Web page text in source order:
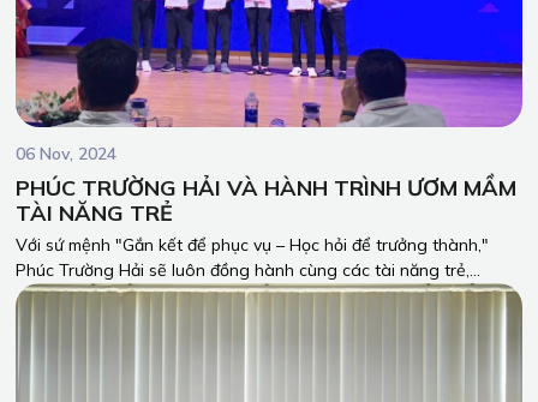
06 Nov, 2024
PHÚC TRƯỜNG HẢI VÀ HÀNH TRÌNH ƯƠM MẦM
TÀI NĂNG TRẺ
Với sứ mệnh "Gắn kết để phục vụ – Học hỏi để trưởng thành,"
Phúc Trường Hải sẽ luôn đồng hành cùng các tài năng trẻ,
chung tay biến những ước mơ thành hiện thực.